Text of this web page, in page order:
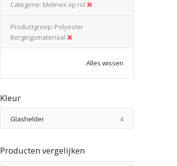
Categorie Melinex op rol
Productgroep Polyester
Bergingsmateriaal
Alles wissen
Kleur
Glashelder 4producten
Producten vergelijken